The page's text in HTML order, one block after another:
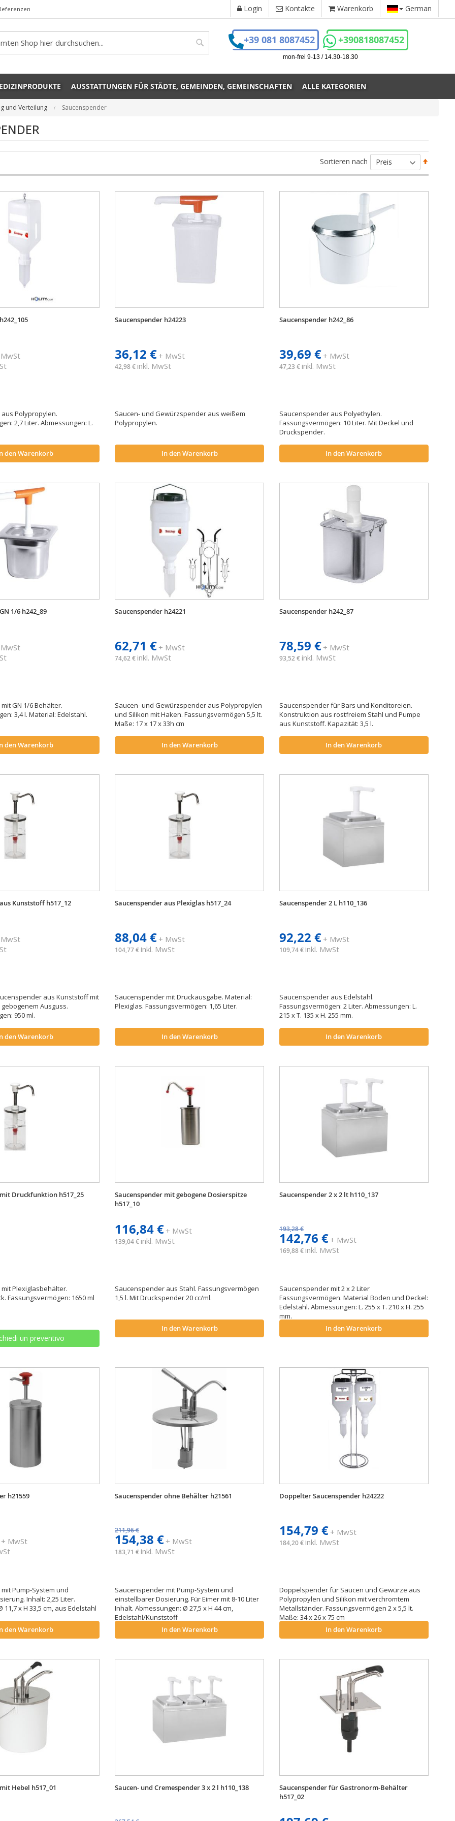
Login Kontakte Warenkorb German
Search
+39 081 8087452 +390818087452
mon-frei 9-13 / 14.30-18.30
AUSSTATTUNGEN FÜR STÄDTE, GEMEINDEN, GEMEINSCHAFTEN ALLE KATEGORIEN
und Verteilung Saucenspender
Sortieren nach
Polypropylen.
2,7 Liter. Abmessungen: L.
den Warenkorb
Saucenspender h24223
36,12 €+ MwSt
42,98 € inkl. MwSt
Saucen- und Gewürzspender aus weißem
Polypropylen.
In den Warenkorb
Saucenspender h242_86
39,69 €+ MwSt
47,23 € inkl. MwSt
Saucenspender aus Polyethylen.
Fassungsvermögen: 10 Liter. Mit Deckel und
Druckspender.
In den Warenkorb
1/6 h242_89
GN 1/6 Behälter.
3,4 l. Material: Edelstahl.
den Warenkorb
Saucenspender h24221
62,71 €+ MwSt
74,62 € inkl. MwSt
Saucen- und Gewürzspender aus Polypropylen
und Silikon mit Haken. Fassungsvermögen 5,5 lt.
Maße: 17 x 17 x 33h cm
In den Warenkorb
Saucenspender h242_87
78,59 €+ MwSt
93,52 € inkl. MwSt
Saucenspender für Bars und Konditoreien.
Konstruktion aus rostfreiem Stahl und Pumpe
aus Kunststoff. Kapazität: 3,5 l.
In den Warenkorb
Kunststoff h517_12
aus Kunststoff mit
Ausguss.
950 ml.
den Warenkorb
Saucenspender aus Plexiglas h517_24
88,04 €+ MwSt
104,77 € inkl. MwSt
Saucenspender mit Druckausgabe. Material:
Plexiglas. Fassungsvermögen: 1,65 Liter.
In den Warenkorb
Saucenspender 2 L h110_136
92,22 €+ MwSt
109,74 € inkl. MwSt
Saucenspender aus Edelstahl.
Fassungsvermögen: 2 Liter. Abmessungen: L.
215 x T. 135 x H. 255 mm.
In den Warenkorb
Druckfunktion h517_25
Plexiglasbehälter.
Fassungsvermögen: 1650 ml
un preventivo
Saucenspender mit gebogene Dosierspitze
h517_10
116,84 €+ MwSt
139,04 € inkl. MwSt
Saucenspender aus Stahl. Fassungsvermögen
1,5 l. Mit Druckspender 20 cc/ml.
In den Warenkorb
Saucenspender 2 x 2 lt h110_137
193,28 €
142,76 €+ MwSt
169,88 € inkl. MwSt
Saucenspender mit 2 x 2 Liter
Fassungsvermögen. Material Boden und Deckel:
Edelstahl. Abmessungen: L. 255 x T. 210 x H. 255
mm.
In den Warenkorb
h21559
+ MwSt
Pump-System und
Inhalt: 2,25 Liter.
x H 33,5 cm, aus Edelstahl
den Warenkorb
Saucenspender ohne Behälter h21561
211,96 €
154,38 €+ MwSt
183,71 € inkl. MwSt
Saucenspender mit Pump-System und
einstellbarer Dosierung. Für Eimer mit 8-10 Liter
Inhalt. Abmessungen: Ø 27,5 x H 44 cm,
Edelstahl/Kunststoff
In den Warenkorb
Doppelter Saucenspender h24222
154,79 €+ MwSt
184,20 € inkl. MwSt
Doppelspender für Saucen und Gewürze aus
Polypropylen und Silikon mit verchromtem
Metallständer. Fassungsvermögen 2 x 5,5 lt.
Maße: 34 x 26 x 75 cm
In den Warenkorb
Hebel h517_01 Saucen- und Cremespender 3 x 2 l h110_138
Saucenspender für Gastronorm-Behälter
h517_02